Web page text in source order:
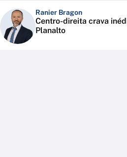
Ranier Bragon
Centro-direita crava
Planalto